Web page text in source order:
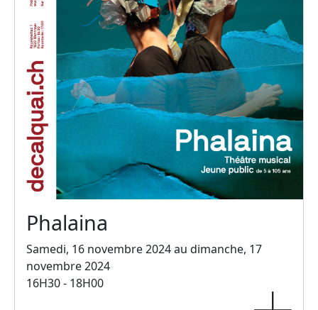
Phalaina
Samedi, 16 novembre 2024 au dimanche, 17
novembre 2024
16H30 - 18H00